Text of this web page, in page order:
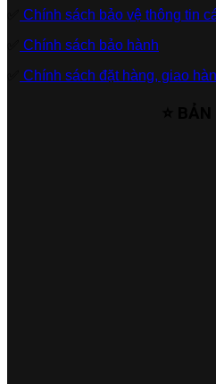
Chính sách bảo vệ thông tin
Chính sách bảo hành
Chính sách đặt hàng, giao